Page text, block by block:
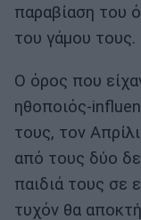
παραβίαση του
του γάμου τους.
Ο όρος που
ηθοποιός-
τους, τον
από τους δύο
παιδιά τους σε
τυχόν θα